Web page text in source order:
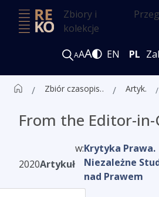
Zbiory i
kolekcje
AAA EN PL
Zbiór czasopism ALK Artykuły
From the Editor-
2020Artykuł
w:Krytyka Prawa.
Niezależne
nad Prawem